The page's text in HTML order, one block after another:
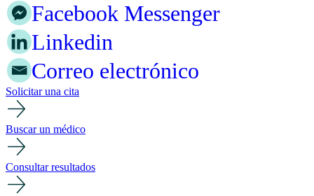
Facebook Messenger
Linkedin
Correo electrónico
Solicitar una cita
Buscar un médico
Consultar resultados